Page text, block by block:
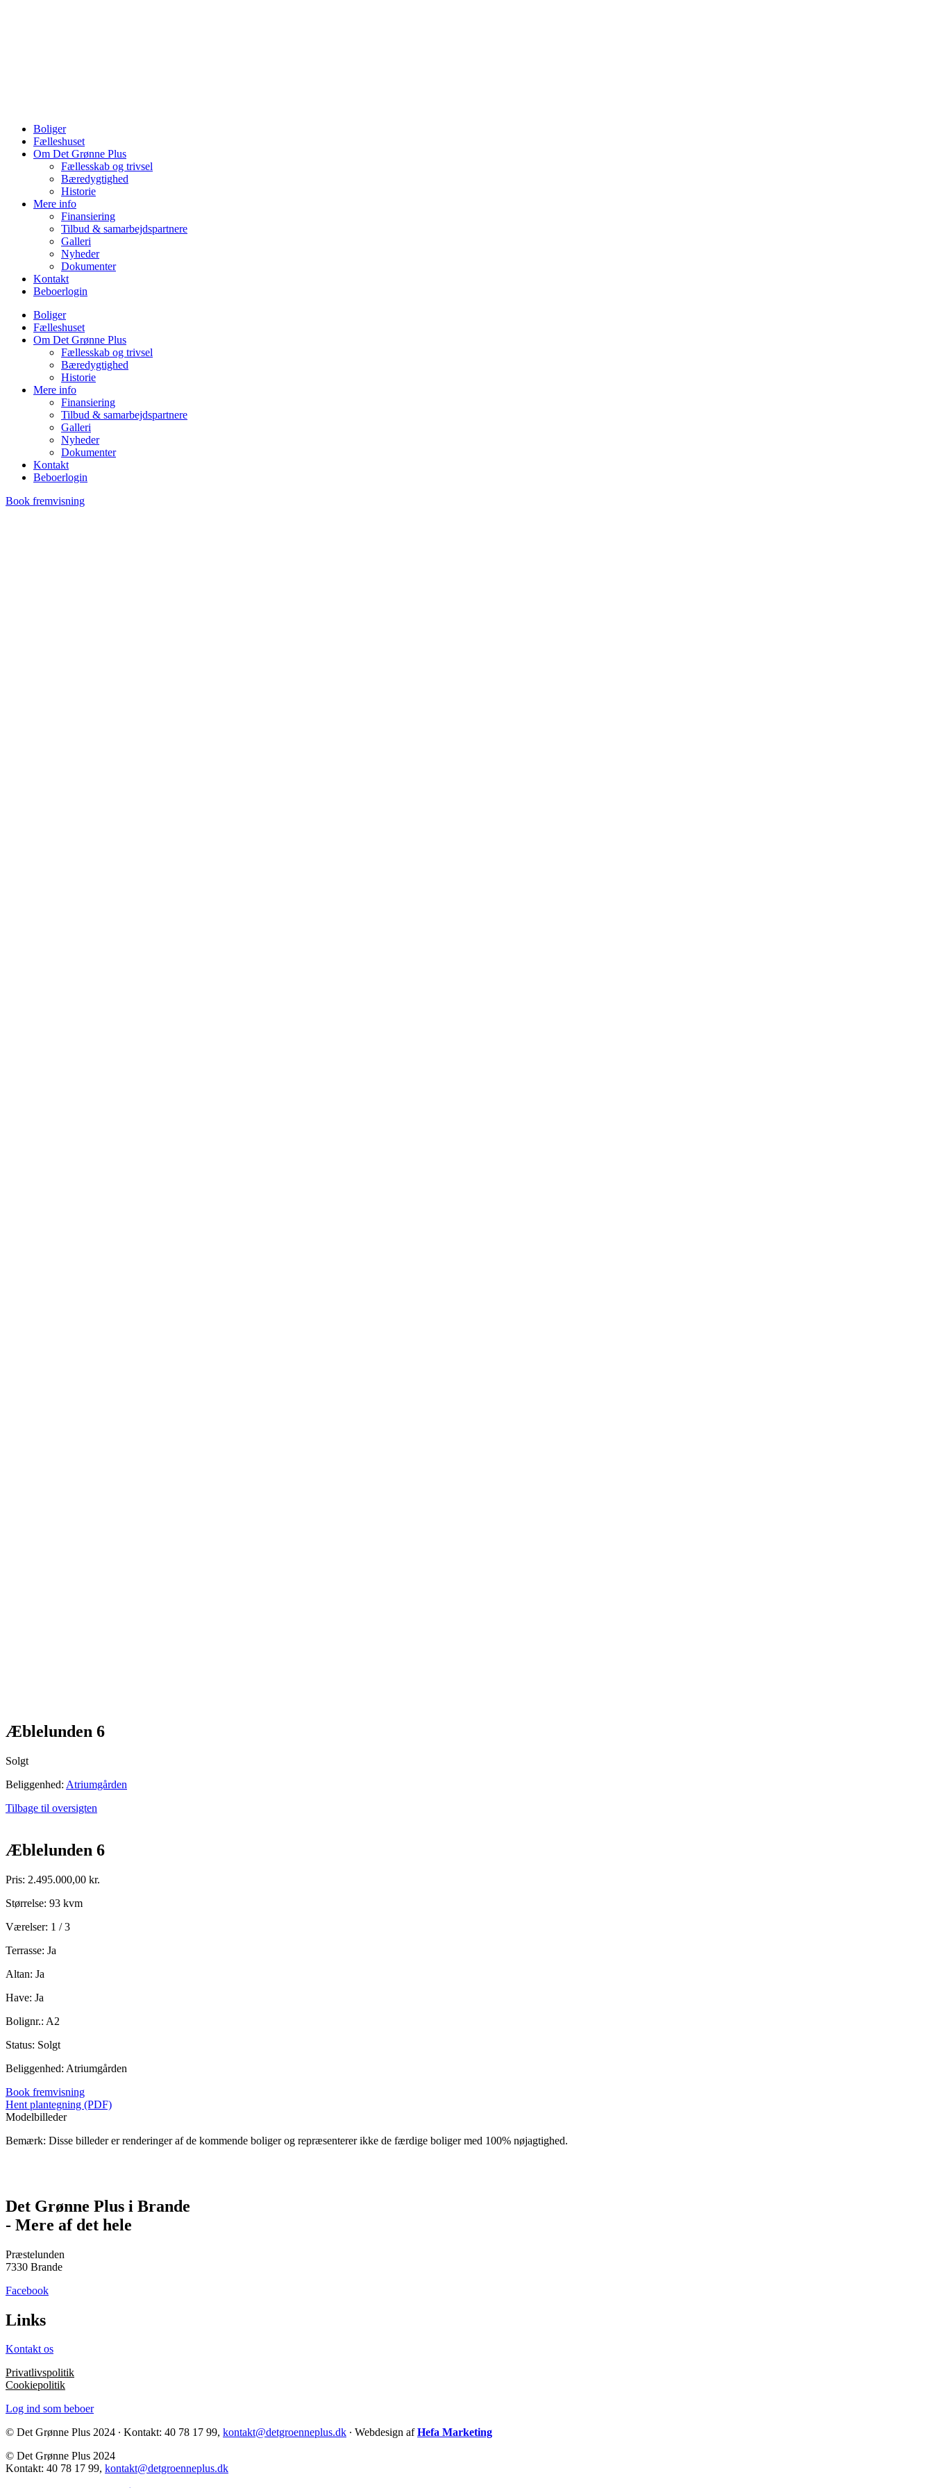
Boliger
Fælleshuset
Om Det Grønne Plus
Fællesskab og trivsel
Bæredygtighed
Historie
Mere info
Finansiering
Tilbud & samarbejdspartnere
Galleri
Nyheder
Dokumenter
Kontakt
Beboerlogin
Boliger
Fælleshuset
Om Det Grønne Plus
Fællesskab og trivsel
Bæredygtighed
Historie
Mere info
Finansiering
Tilbud & samarbejdspartnere
Galleri
Nyheder
Dokumenter
Kontakt
Beboerlogin
Book fremvisning
Æblelunden 6
Solgt
Beliggenhed: Atriumgården
Tilbage til oversigten
Æblelunden 6
Pris: 2.495.000,00 kr.
Størrelse: 93 kvm
Værelser: 1 / 3
Terrasse: Ja
Altan: Ja
Have: Ja
Bolignr.: A2
Status: Solgt
Beliggenhed: Atriumgården
Book fremvisning
Hent plantegning (PDF)
Modelbilleder
Bemærk: Disse billeder er renderinger af de kommende boliger og repræsenterer ikke de færdige boliger med 100% nøjagtighed.
Det Grønne Plus i Brande
- Mere af det hele
Præstelunden
7330 Brande
Facebook
Links
Kontakt os
Privatlivspolitik
Cookiepolitik
Log ind som beboer
© Det Grønne Plus 2024 ∙ Kontakt: 40 78 17 99, kontakt@detgroenneplus.dk ∙ Webdesign afHefa Marketing
© Det Grønne Plus 2024
Kontakt: 40 78 17 99, kontakt@detgroenneplus.dk